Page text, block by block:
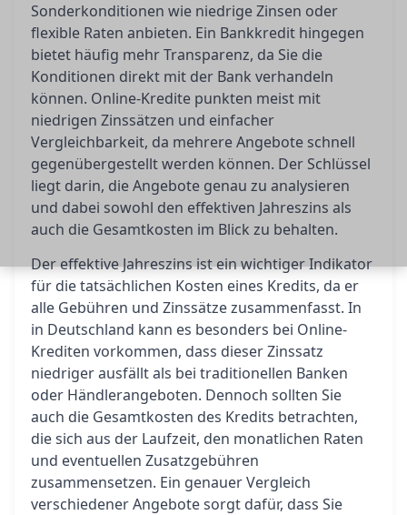
Sonderkonditionen wie niedrige Zinsen oder
flexible Raten anbieten. Ein Bankkredit hingegen
bietet häufig mehr Transparenz, da Sie die
Konditionen direkt mit der Bank verhandeln
können. Online-Kredite punkten meist mit
niedrigen Zinssätzen und einfacher
Vergleichbarkeit, da mehrere Angebote schnell
gegenübergestellt werden können. Der Schlüssel
liegt darin, die Angebote genau zu analysieren
und dabei sowohl den effektiven Jahreszins als
auch die Gesamtkosten im Blick zu behalten.
Der effektive Jahreszins ist ein wichtiger Indikator
für die tatsächlichen Kosten eines Kredits, da er
alle Gebühren und Zinssätze zusammenfasst. In
in Deutschland kann es besonders bei Online-
Krediten vorkommen, dass dieser Zinssatz
niedriger ausfällt als bei traditionellen Banken
oder Händlerangeboten. Dennoch sollten Sie
auch die Gesamtkosten des Kredits betrachten,
die sich aus der Laufzeit, den monatlichen Raten
und eventuellen Zusatzgebühren
zusammensetzen. Ein genauer Vergleich
verschiedener Angebote sorgt dafür, dass Sie